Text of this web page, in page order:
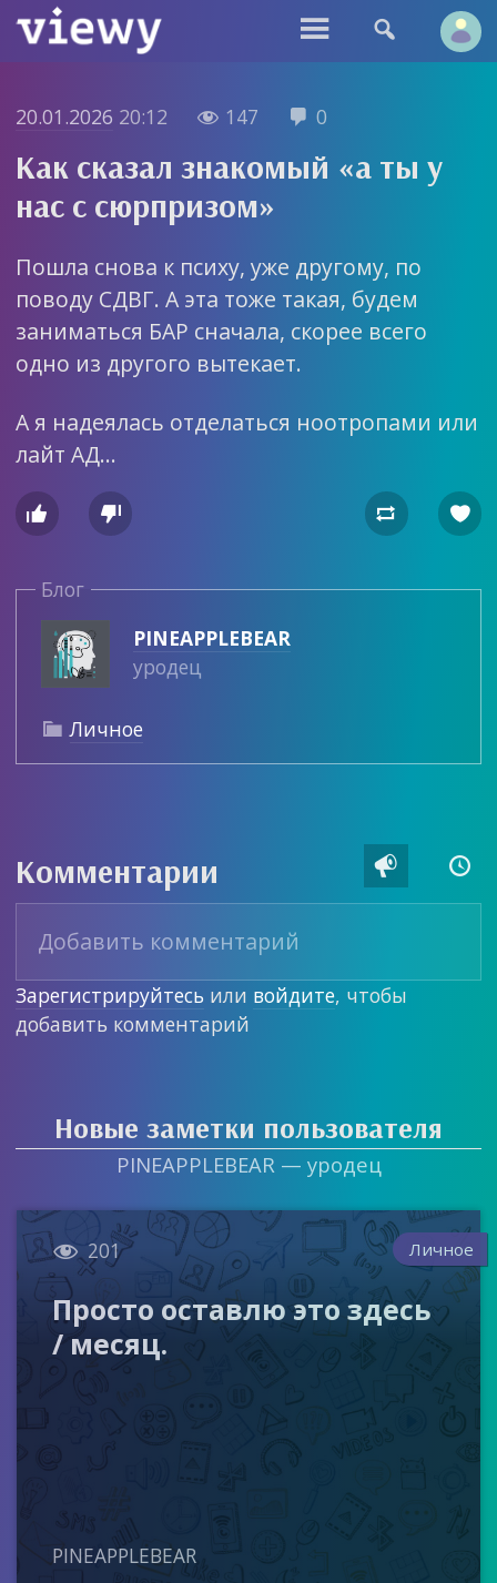
 
20.01.2026 20:12  147  0
Как сказал знакомый «а ты у
нас с сюрпризом»
Пошла снова к психу, уже другому, по
поводу СДВГ. А эта тоже такая, будем
заниматься БАР сначала, скорее всего
одно из другого вытекает.
А я надеялась отделаться ноотропами или
лайт АД…
   
Блог
PINEAPPLEBEAR
уродец
 Личное
Комментарии  
Зарегистрируйтесь или войдите, чтобы
добавить комментарий
Новые заметки пользователя
PINEAPPLEBEAR — уродец
 201 Личное
Просто оставлю это здесь
/ месяц.
PINEAPPLEBEAR